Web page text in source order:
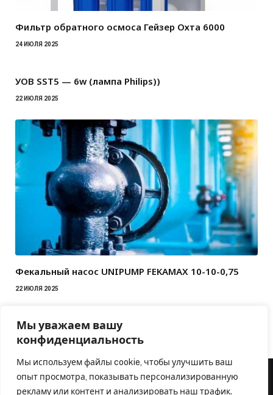
Мы уважаем вашу
конфиденциальность
Мы используем файлы cookie, чтобы улучшить ваш
опыт просмотра, показывать персонализированную
рекламу или контент и анализировать наш трафик.
Фильтр обратного осмоса Гейзер Охта 6000
24 ИЮЛЯ 2025
УОВ SST5 — 6w (лампа Philips))
22 ИЮЛЯ 2025
Фекальный насос UNIPUMP FEKAMAX 10-10-0,75
22 ИЮЛЯ 2025